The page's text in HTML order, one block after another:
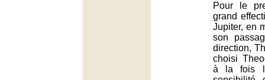
Pour le
grand
Jupiter, en
son
direction,
choisi
à la fois